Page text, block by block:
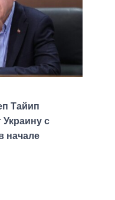
Тайип
Украину с
начале